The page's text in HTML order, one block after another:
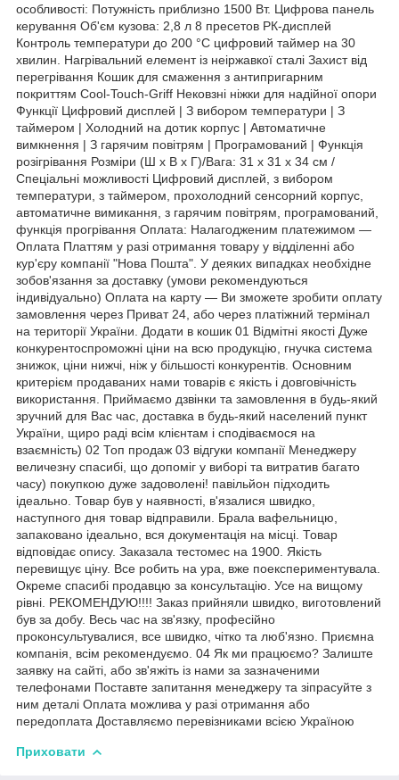
особливості: Потужність приблизно 1500 Вт. Цифрова панель
керування Об'єм кузова: 2,8 л 8 пресетов РК-дисплей
Контроль температури до 200 °C цифровий таймер на 30
хвилин. Нагрівальний елемент із неіржавкої сталі Захист від
перегрівання Кошик для смаження з антипригарним
покриттям Cool-Touch-Griff Нековзні ніжки для надійної опори
Функції Цифровий дисплей | З вибором температури | З
таймером | Холодний на дотик корпус | Автоматичне
вимкнення | З гарячим повітрям | Програмований | Функція
розігрівання Розміри (Ш х В х Г)/Вага: 31 х 31 х 34 см /
Спеціальні можливості Цифровий дисплей, з вибором
температури, з таймером, прохолодний сенсорний корпус,
автоматичне вимикання, з гарячим повітрям, програмований,
функція прогрівання Оплата: Налагодженим платежимом —
Оплата Платтям у разі отримання товару у відділенні або
кур'єру компанії "Нова Пошта". У деяких випадках необхідне
зобов'язання за доставку (умови рекомендуються
індивідуально) Оплата на карту — Ви зможете зробити оплату
замовлення через Приват 24, або через платіжний термінал
на території України. Додати в кошик 01 Відмітні якості Дуже
конкурентоспроможні ціни на всю продукцію, гнучка система
знижок, ціни нижчі, ніж у більшості конкурентів. Основним
критерієм продаваних нами товарів є якість і довговічність
використання. Приймаємо дзвінки та замовлення в будь-який
зручний для Вас час, доставка в будь-який населений пункт
України, щиро раді всім клієнтам і сподіваємося на
взаємність) 02 Топ продаж 03 відгуки компанії Менеджеру
величезну спасибі, що допоміг у виборі та витратив багато
часу) покупкою дуже задоволені! павільйон підходить
ідеально. Товар був у наявності, в'язалися швидко,
наступного дня товар відправили. Брала вафельницю,
запаковано ідеально, вся документація на місці. Товар
відповідає опису. Заказала тестомес на 1900. Якість
перевищує ціну. Все робить на ура, вже поекспериментувала.
Окреме спасибі продавцю за консультацію. Усе на вищому
рівні. РЕКОМЕНДУЮ!!!! Заказ прийняли швидко, виготовлений
був за добу. Весь час на зв'язку, професійно
проконсультувалися, все швидко, чітко та люб'язно. Приємна
компанія, всім рекомендуємо. 04 Як ми працюємо? Залиште
заявку на сайті, або зв'яжіть із нами за зазначеними
телефонами Поставте запитання менеджеру та зіпрасуйте з
ним деталі Оплата можлива у разі отримання або
передоплата Доставляємо перевізниками всією Україною
Приховати